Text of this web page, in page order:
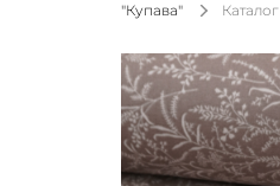
"Купава"